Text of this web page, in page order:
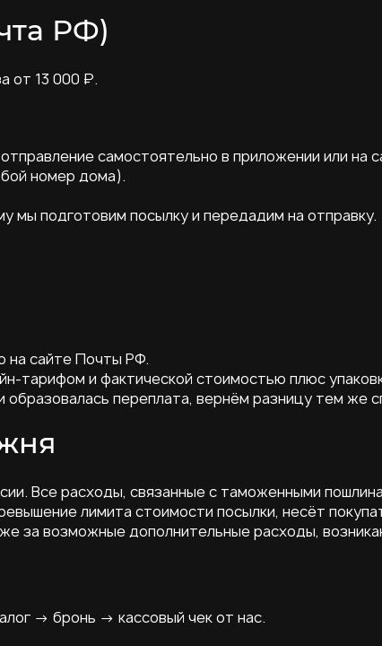
РФ)
от 13 000 ₽.
самостоятельно в приложении или на
номер дома).
мы подготовим посылку и передадим на отправку.
на сайте Почты РФ.
тарифом и фактической стоимостью плюс
образовалась переплата, вернём разницу тем же
Все расходы, связанные с таможенными
лимита стоимости посылки, несёт
за возможные дополнительные расходы,
→ бронь → кассовый чек от нас.